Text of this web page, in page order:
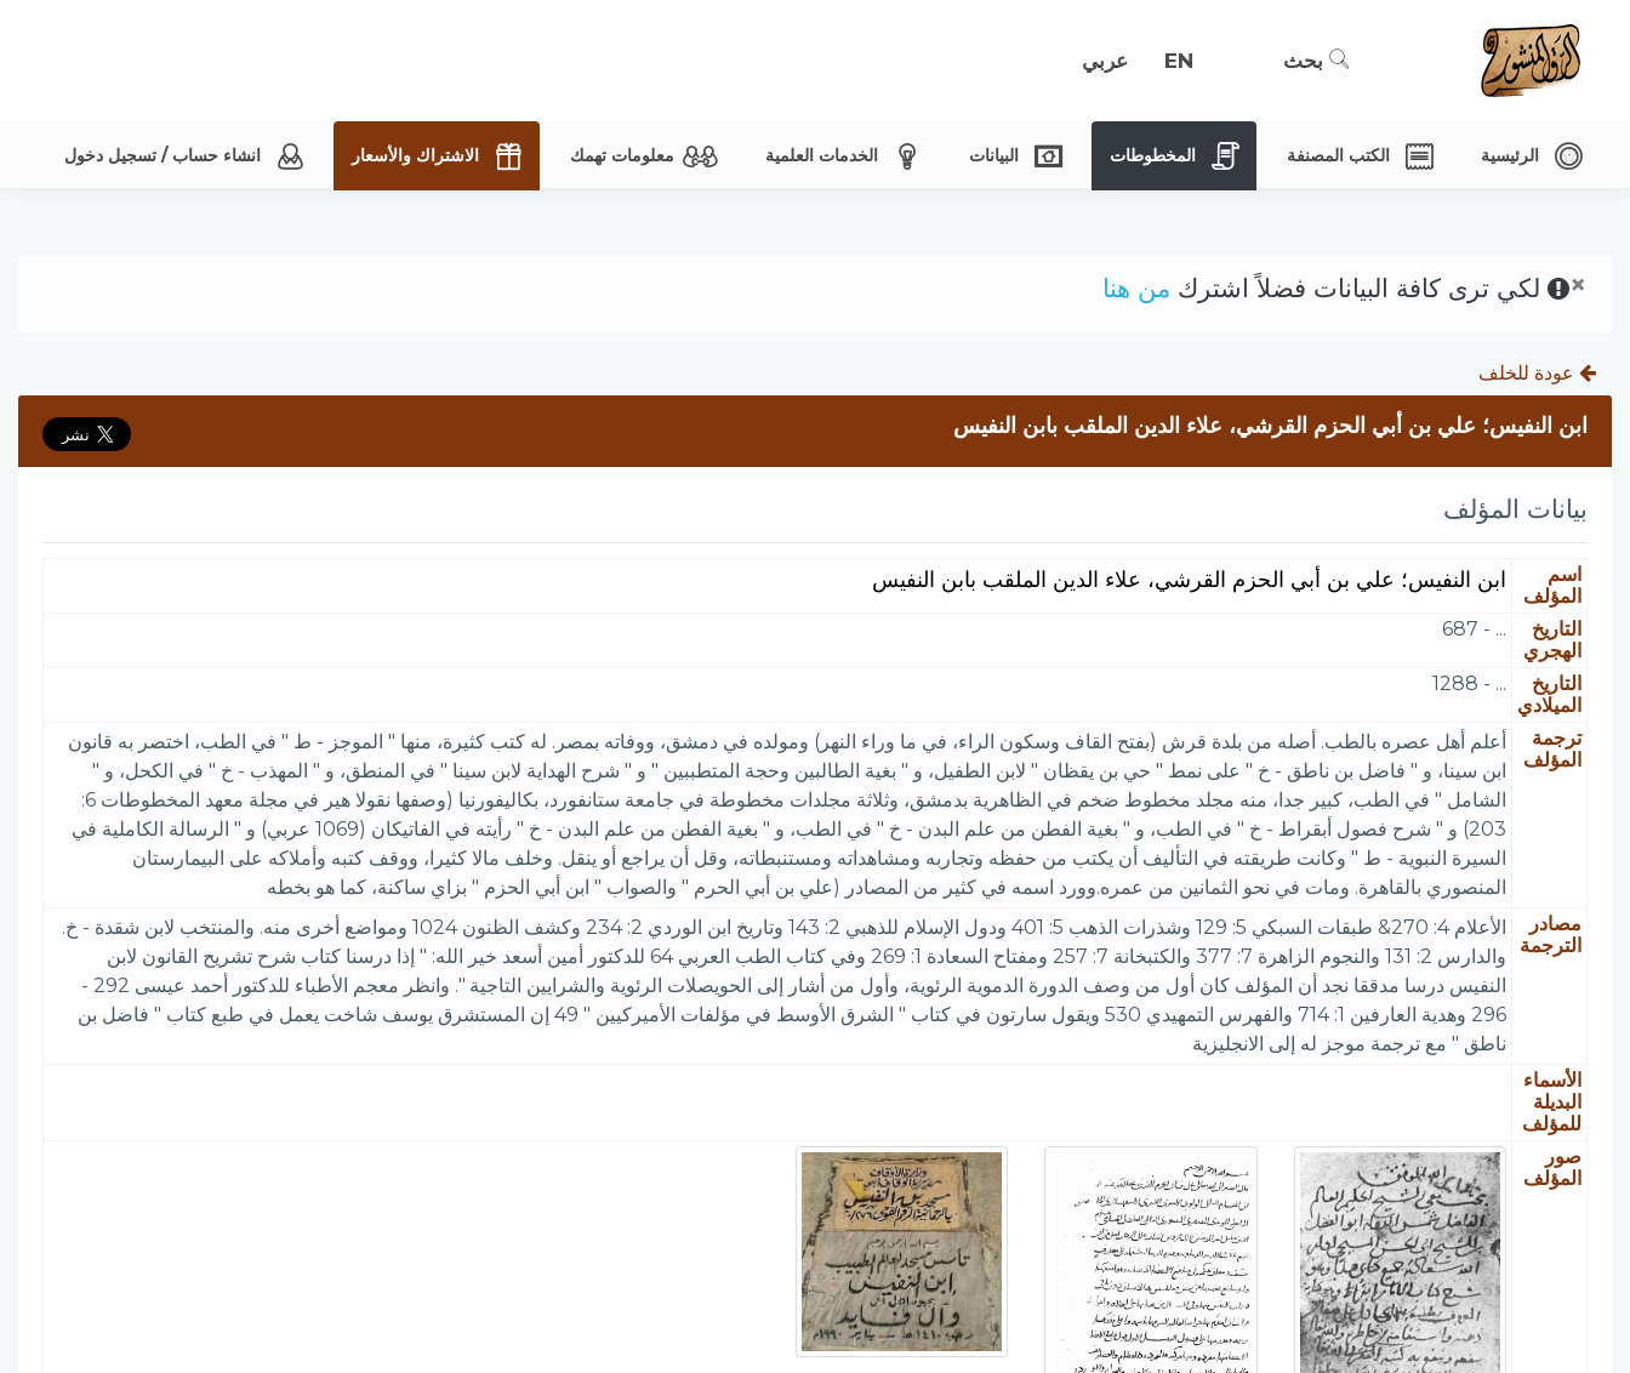
بحث EN عربي
الرئيسية الكتب المصنفة المخطوطات البيانات الخدمات العلمية معلومات تهمك الاشتراك والأسعار انشاء حساب / تسجيل دخول
× لكي ترى كافة البيانات فضلاً اشترك من هنا
عودة للخلف
ابن النفيس؛ علي بن أبي الحزم القرشي، علاء الدين الملقب بابن النفيس
بيانات المؤلف
اسم
المؤلف
ابن النفيس؛ علي بن أبي الحزم القرشي، علاء الدين الملقب بابن النفيس
التاريخ
الهجري
... - 687
التاريخ
الميلادي
... - 1288
ترجمة
المؤلف
أعلم أهل عصره بالطب. أصله من بلدة قرش (بفتح القاف وسكون الراء، في ما وراء النهر) ومولده في دمشق، ووفاته بمصر. له كتب كثيرة، منها " الموجز - ط " في الطب، اختصر به قانون
ابن سينا، و " فاضل بن ناطق - خ " على نمط " حي بن يقظان " لابن الطفيل، و " بغية الطالبين وحجة المتطببين " و " شرح الهداية لابن سينا " في المنطق، و " المهذب - خ " في الكحل، و "
الشامل " في الطب، كبير جدا، منه مجلد مخطوط ضخم في الظاهرية بدمشق، وثلاثة مجلدات مخطوطة في جامعة ستانفورد، بكاليفورنيا (وصفها نقولا هير في مجلة معهد المخطوطات 6:
203) و " شرح فصول أبقراط - خ " في الطب، و " بغية الفطن من علم البدن - خ " في الطب، و " بغية الفطن من علم البدن - خ " رأيته في الفاتيكان (1069 عربي) و " الرسالة الكاملية في
السيرة النبوية - ط " وكانت طريقته في التأليف أن يكتب من حفظه وتجاربه ومشاهداته ومستنبطاته، وقل أن يراجع أو ينقل. وخلف مالا كثيرا، ووقف كتبه وأملاكه على البيمارستان
المنصوري بالقاهرة. ومات في نحو الثمانين من عمره.وورد اسمه في كثير من المصادر (علي بن أبي الحرم " والصواب " ابن أبي الحزم " بزاي ساكنة، كما هو بخطه
مصادر
الترجمة
الأعلام 4: 270& طبقات السبكي 5: 129 وشذرات الذهب 5: 401 ودول الإسلام للذهبي 2: 143 وتاريخ ابن الوردي 2: 234 وكشف الظنون 1024 ومواضع أخرى منه. والمنتخب لابن شقدة - خ.
والدارس 2: 131 والنجوم الزاهرة 7: 377 والكتبخانة 7: 257 ومفتاح السعادة 1: 269 وفي كتاب الطب العربي 64 للدكتور أمين أسعد خير الله: " إذا درسنا كتاب شرح تشريح القانون لابن
النفيس درسا مدققا نجد أن المؤلف كان أول من وصف الدورة الدموية الرئوية، وأول من أشار إلى الحويصلات الرئوية والشرايين التاجية ". وانظر معجم الأطباء للدكتور أحمد عيسى 292 -
296 وهدية العارفين 1: 714 والفهرس التمهيدي 530 ويقول سارتون في كتاب " الشرق الأوسط في مؤلفات الأميركيين " 49 إن المستشرق يوسف شاخت يعمل في طبع كتاب " فاضل بن
ناطق " مع ترجمة موجز له إلى الانجليزية
الأسماء
البديلة
للمؤلف
صور
المؤلف